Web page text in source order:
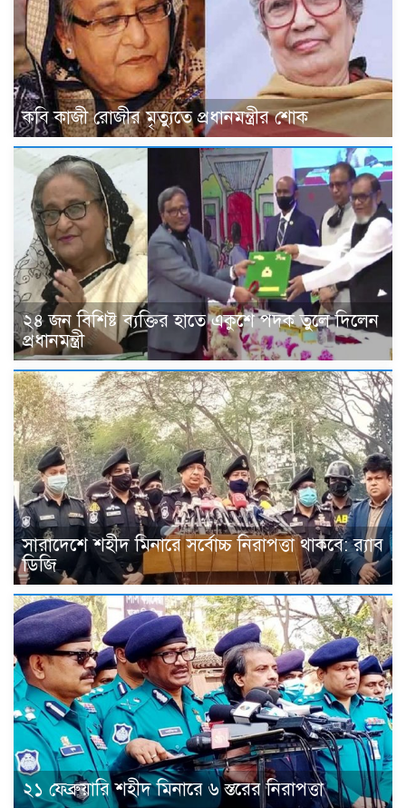
কবি কাজী রোজীর মৃত্যুতে প্রধানমন্ত্রীর শোক
২৪ জন বিশিষ্ট ব্যক্তির হাতে একুশে পদক তুলে দিলেন
প্রধানমন্ত্রী
সারাদেশে শহীদ মিনারে সর্বোচ্চ নিরাপত্তা থাকবে: র‌্যাব
ডিজি
২১ ফেব্রুয়ারি শহীদ মিনারে ৬ স্তরের নিরাপত্তা